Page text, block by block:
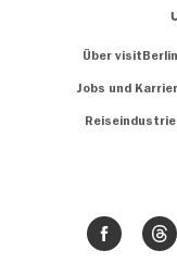
Über visitBerlin
Jobs und
Reiseindustrie
sind
für Sie da.
Tickets
Wir haben den
Insidertipps